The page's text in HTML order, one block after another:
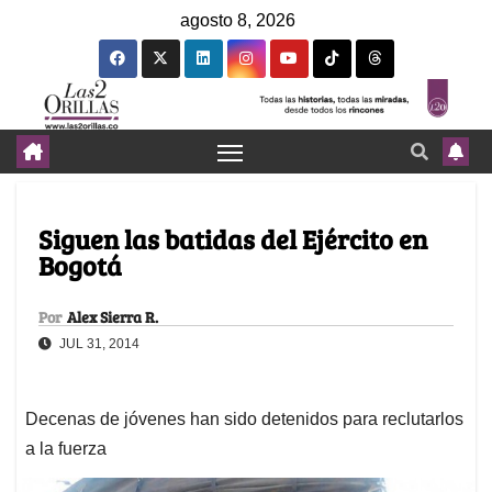
agosto 8, 2026
Siguen las batidas del Ejército en
Bogotá
Por Alex Sierra R.
JUL 31, 2014
Decenas de jóvenes han sido detenidos para reclutarlos
a la fuerza